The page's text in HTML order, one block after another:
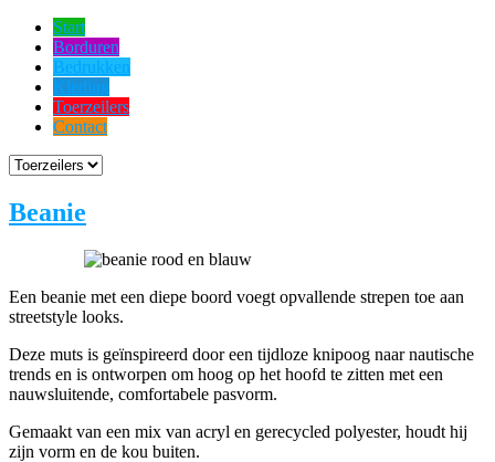
Start
Borduren
Bedrukken
Kleding
Toerzeilers
Contact
Beanie
Een beanie met een diepe boord voegt opvallende strepen toe aan
streetstyle looks.
Deze muts is geïnspireerd door een tijdloze knipoog naar nautische
trends en is ontworpen om hoog op het hoofd te zitten met een
nauwsluitende, comfortabele pasvorm.
Gemaakt van een mix van acryl en gerecycled polyester, houdt hij
zijn vorm en de kou buiten.